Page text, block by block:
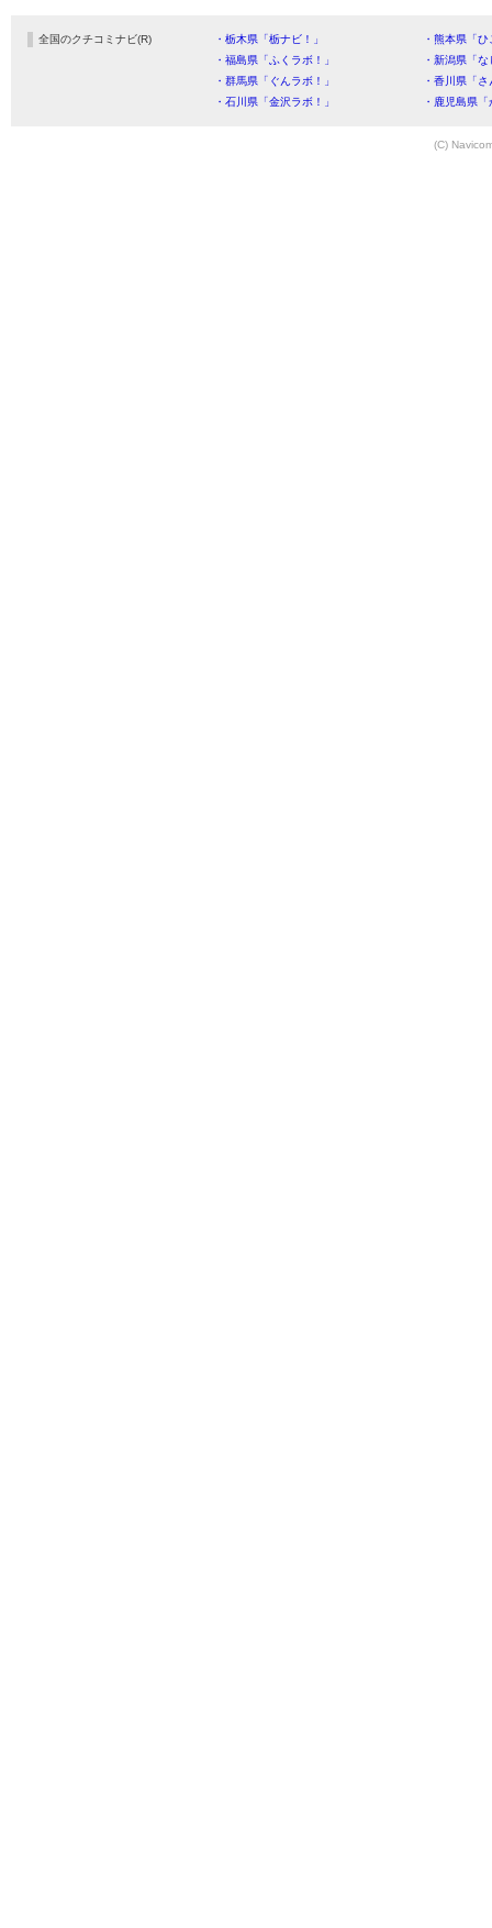
全国のクチコミナビ(R) ・栃木県「栃ナビ！」
・熊本県「
・福島県「ふくラボ！」
・新潟県「
・群馬県「ぐんラボ！」
・香川県「
・石川県「金沢ラボ！」
・鹿児島県
(C)